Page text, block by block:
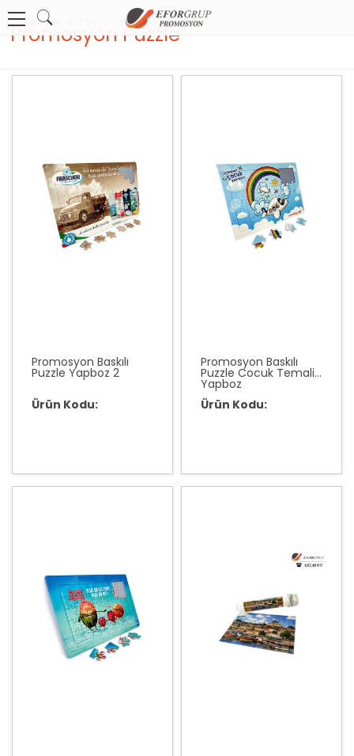
Anasayfa Promosyon Kişisel Ürünler
Promosyon Puzzle
Promosyon Baskılı
Puzzle Yapboz 2
Ürün Kodu:
Promosyon Baskılı
Puzzle Cocuk Temali
Yapboz
Ürün Kodu: